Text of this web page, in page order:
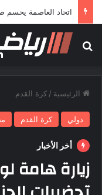
اتحاد العاصمة يحسم
بحث عن
الرئيسية / كرة القدم
دولي كرة القدم
أخر الأخبار
زيارة هامة